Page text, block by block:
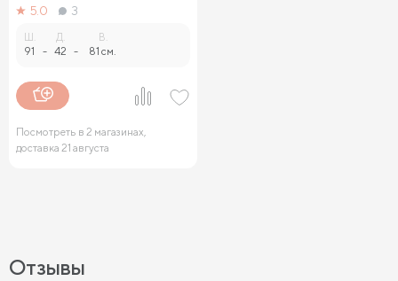
5.0
3
Ш.
91 -
Д.
42 -
В.
81 см.
Посмотреть в 2 магазинах,
доставка 21 августа
Отзывы